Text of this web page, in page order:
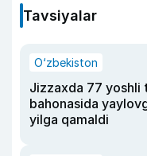
Tavsiyalar
O‘zbekiston
Jizzaxda 77 yoshli
bahonasida
yilga qamaldi